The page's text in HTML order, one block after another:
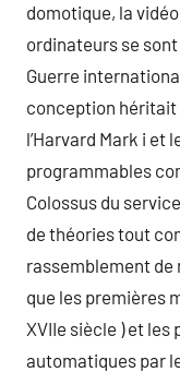
domotique, la
ordinateurs se
Guerre
conception héritait
l’Harvard Mark i et
programmables
Colossus du
de théories tout
rassemblement de
que les premières
XVIIe siècle ) et
automatiques par